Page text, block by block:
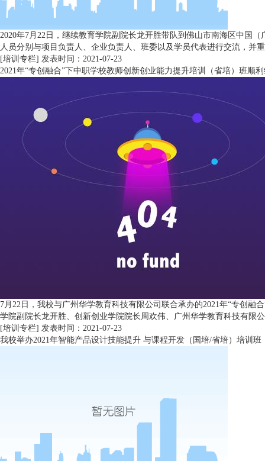
2020年7月22日，继续教育学院副院长龙开胜带队到佛山市南海区中国
人员分别与项目负责人、企业负责人、班委以及学员代表进行交流，
[培训专栏] 发表时间：2021-07-23
2021年“专创融合”下中职学校教师创新创业能力提升培训（省培）班顺
7月22日，我校与广州华学教育科技有限公司联合承办的2021年“专创
学院副院长龙开胜、创新创业学院院长周欢伟、广州华学教育科技有限
[培训专栏] 发表时间：2021-07-23
我校举办2021年智能产品设计技能提升 与课程开发（国培/省培）培训班